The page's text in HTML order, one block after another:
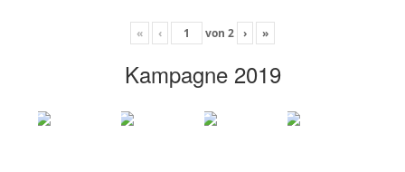
« ‹ von 2 › »
Kampagne 2019